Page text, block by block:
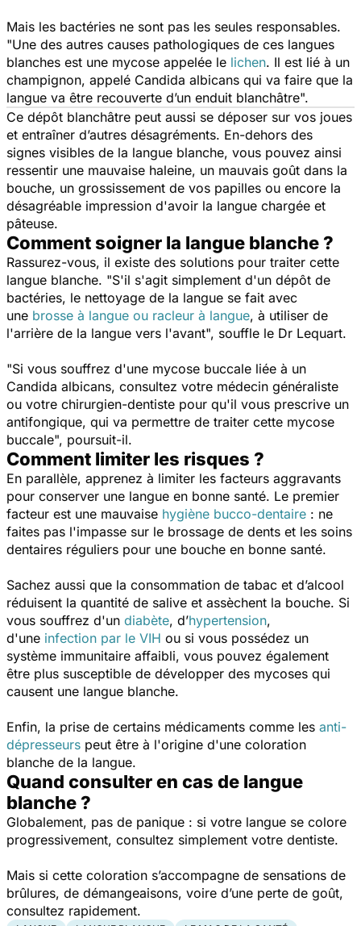
Mais les bactéries ne sont pas les seules responsables.
"Une des autres causes pathologiques de ces langues
blanches est une mycose appelée le lichen. Il est lié à un
champignon, appelé Candida albicans qui va faire que la
langue va être recouverte d’un enduit blanchâtre".
Ce dépôt blanchâtre peut aussi se déposer sur vos joues
et entraîner d’autres désagréments. En-dehors des
signes visibles de la langue blanche, vous pouvez ainsi
ressentir une mauvaise haleine, un mauvais goût dans la
bouche, un grossissement de vos papilles ou encore la
désagréable impression d'avoir la langue chargée et
pâteuse.
Comment soigner la langue blanche ?
Rassurez-vous, il existe des solutions pour traiter cette
langue blanche. "S'il s'agit simplement d'un dépôt de
bactéries, le nettoyage de la langue se fait avec
une brosse à langue ou racleur à langue, à utiliser de
l'arrière de la langue vers l'avant", souffle le Dr Lequart.
"Si vous souffrez d'une mycose buccale liée à un
Candida albicans, consultez votre médecin généraliste
ou votre chirurgien-dentiste pour qu'il vous prescrive un
antifongique, qui va permettre de traiter cette mycose
buccale", poursuit-il.
Comment limiter les risques ?
En parallèle, apprenez à limiter les facteurs aggravants
pour conserver une langue en bonne santé. Le premier
facteur est une mauvaise hygiène bucco-dentaire : ne
faites pas l'impasse sur le brossage de dents et les soins
dentaires réguliers pour une bouche en bonne santé.
Sachez aussi que la consommation de tabac et d’alcool
réduisent la quantité de salive et assèchent la bouche. Si
vous souffrez d'un diabète, d’hypertension,
d'une infection par le VIH ou si vous possédez un
système immunitaire affaibli, vous pouvez également
être plus susceptible de développer des mycoses qui
causent une langue blanche.
Enfin, la prise de certains médicaments comme les anti-
dépresseurs peut être à l'origine d'une coloration
blanche de la langue.
Quand consulter en cas de langue
blanche ?
Globalement, pas de panique : si votre langue se colore
progressivement, consultez simplement votre dentiste.
Mais si cette coloration s’accompagne de sensations de
brûlures, de démangeaisons, voire d’une perte de goût,
consultez rapidement.